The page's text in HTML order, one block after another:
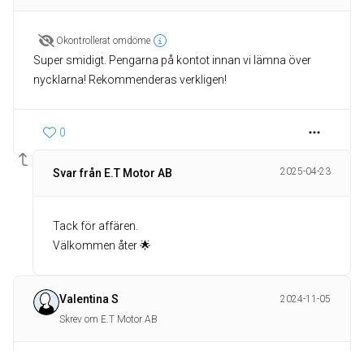
Okontrollerat omdöme
Super smidigt. Pengarna på kontot innan vi lämna över
nycklarna! Rekommenderas verkligen!
0
Svar från E.T Motor AB 2025-04-23
Tack för affären.
Välkommen åter 🌟
Valentina S
2024-11-05
Skrev om E.T Motor AB